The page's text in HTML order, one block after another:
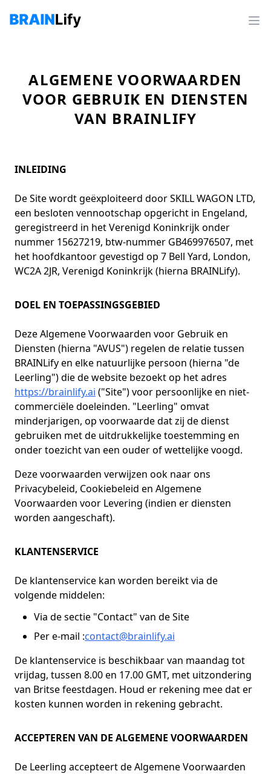
ALGEMENE VOORWAARDEN
VOOR GEBRUIK EN DIENSTEN
VAN BRAINLIFY
INLEIDING
De Site wordt geëxploiteerd door SKILL WAGON LTD,
een besloten vennootschap opgericht in Engeland,
geregistreerd in het Verenigd Koninkrijk onder
nummer 15627219, btw-nummer GB469976507, met
het hoofdkantoor gevestigd op 7 Bell Yard, London,
WC2A 2JR, Verenigd Koninkrijk (hierna BRAINLify).
DOEL EN TOEPASSINGSGEBIED
Deze Algemene Voorwaarden voor Gebruik en
Diensten (hierna "AVUS") regelen de relatie tussen
BRAINLify en elke natuurlijke persoon (hierna "de
Leerling") die de website bezoekt op het adres
https://brainlify.ai ("Site") voor persoonlijke en niet-
commerciële doeleinden. "Leerling" omvat
minderjarigen, op voorwaarde dat zij de dienst
gebruiken met de uitdrukkelijke toestemming en
onder toezicht van een ouder of wettelijke voogd.
Deze voorwaarden verwijzen ook naar ons
Privacybeleid, Cookiebeleid en Algemene
Voorwaarden voor Levering (indien er diensten
worden aangeschaft).
KLANTENSERVICE
De klantenservice kan worden bereikt via de
volgende middelen:
Via de sectie "Contact" van de Site
Per e-mail :contact@brainlify.ai
De klantenservice is beschikbaar van maandag tot
vrijdag, tussen 8.00 en 17.00 GMT, met uitzondering
van Britse feestdagen. Houd er rekening mee dat er
kosten kunnen worden in rekening gebracht.
ACCEPTEREN VAN DE ALGEMENE VOORWAARDEN
De Leerling accepteert de Algemene Voorwaarden